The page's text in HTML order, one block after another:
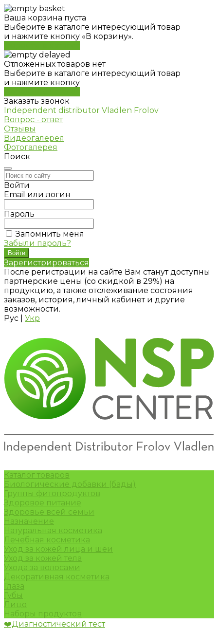
Ваша корзина пуста
Выберите в каталоге интересующий товар
и нажмите кнопку «В корзину».
Отложенных товаров нет
Выберите в каталоге интересующий товар
и нажмите кнопку
Заказать звонок
Independent distributor Vladlen Frolov
Вопрос - ответ
Отзывы
Видеогалерея
Фотогалерея
Поиск
Войти
Email или логин
Пароль
Запомнить меня
Забыли пароль?
Зарегистрироваться
После регистрации на сайте Вам станут доступны
партнерские цены (со скидкой в 29%) на
продукцию, а также отслеживание состояния
заказов, история, личный кабинет и другие
возможности.
Рус
Укр
Каталог товаров
Биологические добавки (бады)
Группы фитопродуктов
Здоровое питание
Здоровье всей семьи
Назначение
Натуральная косметика
Лечебная косметика
Уход за кожей лица и шеи
Уход за кожей тела
Ухода за волосами
Декоративная косметика
Глаза
Губы
Лицо
Наборы продуктов
❤️Диагностический тест